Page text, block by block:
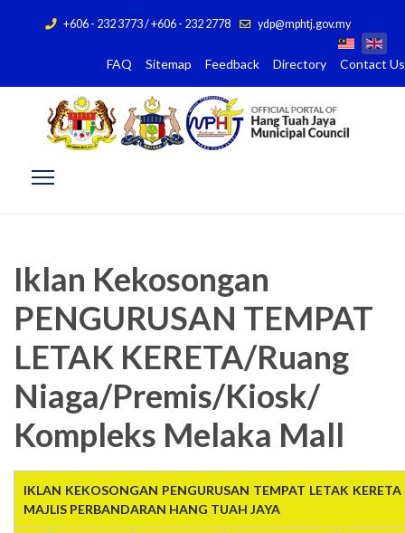
+606 - 232 3773 / +606 - 232 2778 ydp@mphtj.gov.my
FAQ Sitemap Feedback Directory Contact Us
Iklan Kekosongan
PENGURUSAN TEMPAT
LETAK KERETA/Ruang
Niaga/Premis/Kiosk/
Kompleks Melaka Mall
IKLAN KEKOSONGAN PENGURUSAN TEMPAT LETAK
MAJLIS PERBANDARAN HANG TUAH JAYA